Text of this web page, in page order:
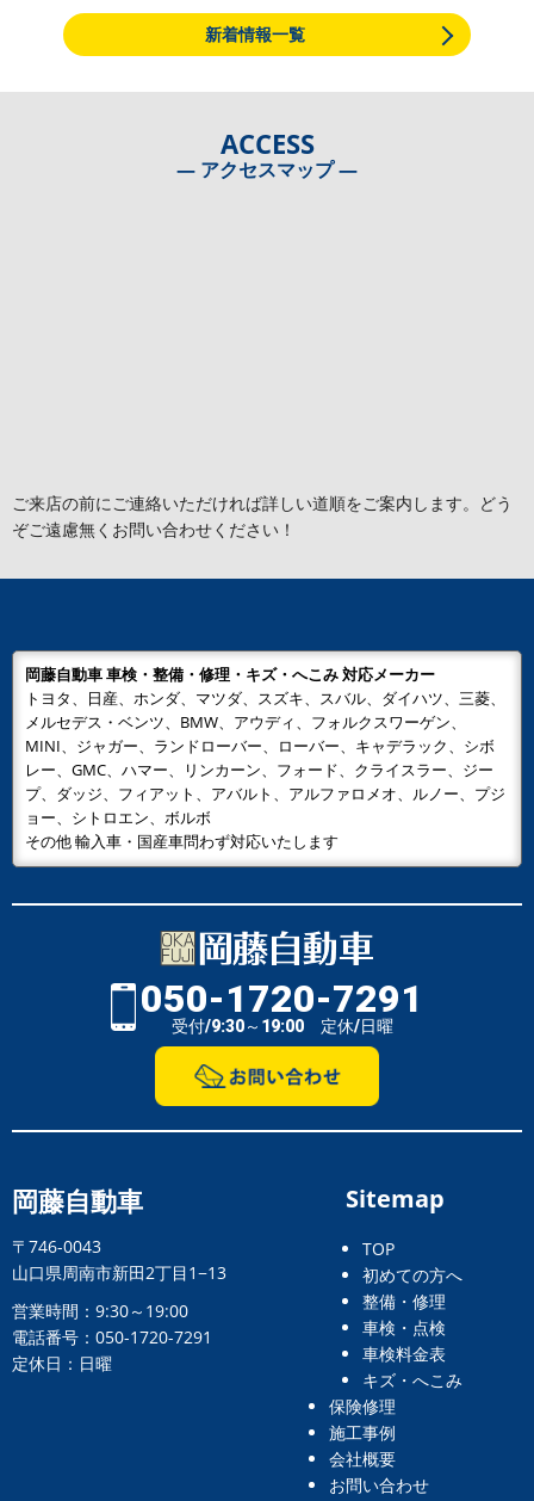
新着情報一覧
ACCESS
― アクセスマップ ―
ご来店の前にご連絡いただければ詳しい道順をご案内します。どう
ぞご遠慮無くお問い合わせください！
岡藤自動車 車検・整備・修理・キズ・へこみ 対応メーカー
トヨタ、日産、ホンダ、マツダ、スズキ、スバル、ダイハツ、三菱、
メルセデス・ベンツ、BMW、アウディ、フォルクスワーゲン、
MINI、ジャガー、ランドローバー、ローバー、キャデラック、シボ
レー、GMC、ハマー、リンカーン、フォード、クライスラー、ジー
プ、ダッジ、フィアット、アバルト、アルファロメオ、ルノー、プジ
ョー、シトロエン、ボルボ
その他 輸入車・国産車問わず対応いたします
050-1720-7291
受付/9:30～19:00 定休/日曜
岡藤自動車
〒746-0043
山口県周南市新田2丁目1−13
営業時間：9:30～19:00
電話番号：050-1720-7291
定休日：日曜
Sitemap
TOP
初めての方へ
整備・修理
車検・点検
車検料金表
キズ・へこみ
保険修理
施工事例
会社概要
お問い合わせ